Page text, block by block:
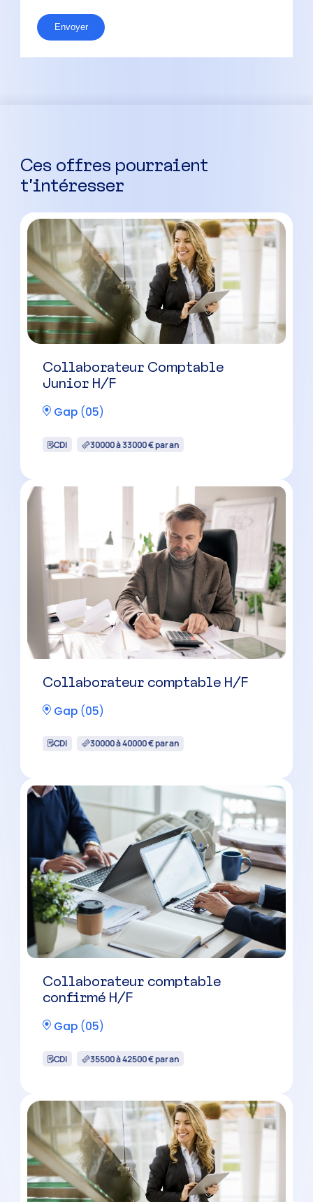
Ces offres pourraient
t’intéresser
Collaborateur Comptable
Junior H/F
Gap (05)
CDI 30000 à 33000 € par an
Collaborateur comptable H/F
Gap (05)
CDI 30000 à 40000 € par an
Collaborateur comptable
confirmé H/F
Gap (05)
CDI 35500 à 42500 € par an